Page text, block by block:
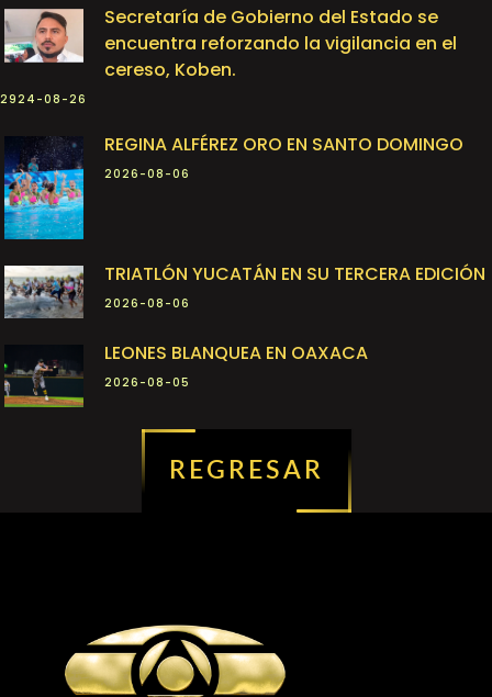
Secretaría de Gobierno del Estado se
encuentra reforzando la vigilancia en el
cereso, Koben.
2924-08-26
REGINA ALFÉREZ ORO EN SANTO DOMINGO
2026-08-06
TRIATLÓN YUCATÁN EN SU TERCERA EDICIÓN
2026-08-06
LEONES BLANQUEA EN OAXACA
2026-08-05
REGRESAR